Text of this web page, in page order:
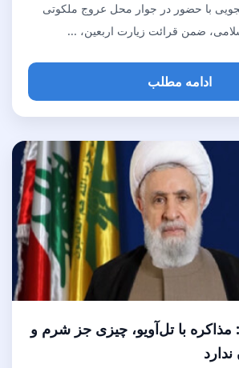
با حضور در جوار محل عروج ملکوتی
ضمن قرائت زیارت اربعین، ...
ادامه مطلب
با تل‌آویو، چیزی جز شرم و